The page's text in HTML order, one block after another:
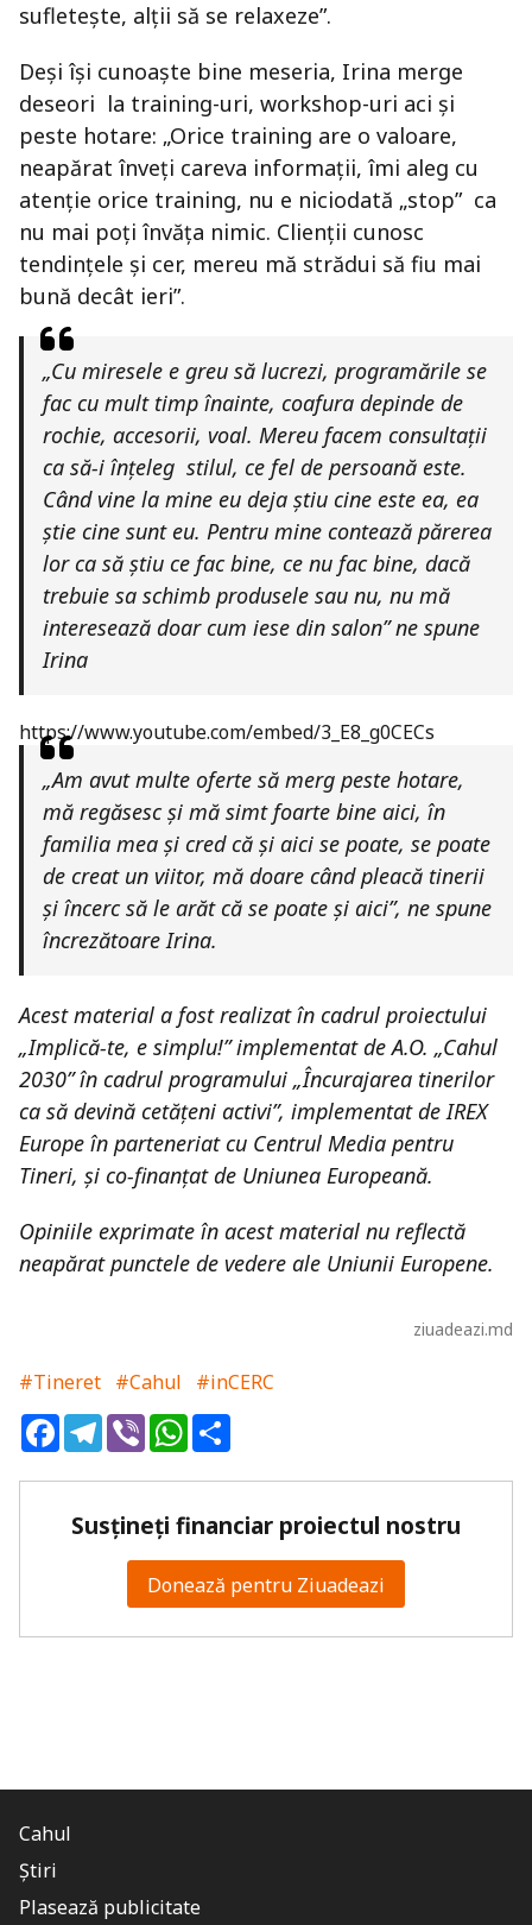
sufletește, alții să se relaxeze”.
Deși își cunoaște bine meseria, Irina merge
deseori la training-uri, workshop-uri aci și
peste hotare: „Orice training are o valoare,
neapărat înveți careva informații, îmi aleg cu
atenție orice training, nu e niciodată „stop” ca
nu mai poți învăța nimic. Clienții cunosc
tendințele și cer, mereu mă strădui să fiu mai
bună decât ieri”.
„Cu miresele e greu să lucrezi, programările se
fac cu mult timp înainte, coafura depinde de
rochie, accesorii, voal. Mereu facem consultații
ca să-i înțeleg stilul, ce fel de persoană este.
Când vine la mine eu deja știu cine este ea, ea
știe cine sunt eu. Pentru mine contează părerea
lor ca să știu ce fac bine, ce nu fac bine, dacă
trebuie sa schimb produsele sau nu, nu mă
interesează doar cum iese din salon” ne spune
Irina
https://www.youtube.com/embed/3_E8_g0CECs
„Am avut multe oferte să merg peste hotare,
mă regăsesc și mă simt foarte bine aici, în
familia mea și cred că și aici se poate, se poate
de creat un viitor, mă doare când pleacă tinerii
și încerc să le arăt că se poate și aici”, ne spune
încrezătoare Irina.
Acest material a fost realizat în cadrul proiectului
„Implică-te, e simplu!” implementat de A.O. „Cahul
2030” în cadrul programului „Încurajarea tinerilor
ca să devină cetățeni activi”, implementat de IREX
Europe în parteneriat cu Centrul Media pentru
Tineri, și co-finanțat de Uniunea Europeană.
Opiniile exprimate în acest material nu reflectă
neapărat punctele de vedere ale Uniunii Europene.
ziuadeazi.md
#Tineret #Cahul
#inCERC
FacebookTelegram
ViberWhatsApp
Susțineți financiar proiectul nostru
Donează pentru Ziuadeazi
Cahul
Știri
Plasează publicitate